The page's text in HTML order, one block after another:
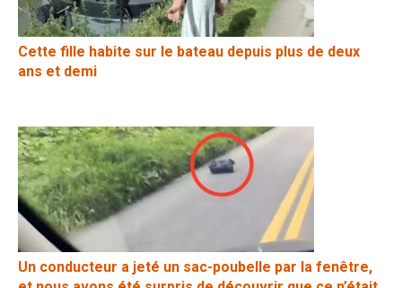
Cette fille habite sur le bateau depuis plus de deux
ans et demi
Un conducteur a jeté un sac-poubelle par la fenêtre,